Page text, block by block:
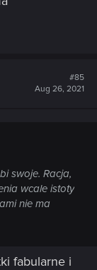
#85
Aug 26, 2021
swoje. Racja,
wcale istoty
nie ma
fabularne i